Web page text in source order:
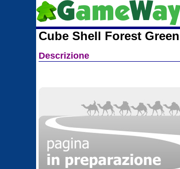
Cube Shell Forest Green
Descrizione